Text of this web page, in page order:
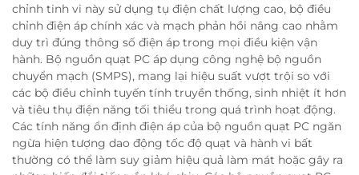
chỉnh tinh vi này sử dụng tụ điện chất lượng cao, bộ điều
chỉnh điện áp chính xác và mạch phản hồi nâng cao nhằm
duy trì đúng thông số điện áp trong mọi điều kiện vận
hành. Bộ nguồn quạt PC áp dụng công nghệ bộ nguồn
chuyển mạch (SMPS), mang lại hiệu suất vượt trội so với
các bộ điều chỉnh tuyến tính truyền thống, sinh nhiệt ít hơn
và tiêu thụ điện năng tối thiểu trong quá trình hoạt động.
Các tính năng ổn định điện áp của bộ nguồn quạt PC ngăn
ngừa hiện tượng dao động tốc độ quạt và hành vi bất
thường có thể làm suy giảm hiệu quả làm mát hoặc gây ra